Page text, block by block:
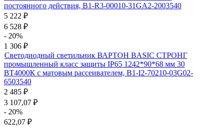
постоянного действия, B1-R3-00010-31GA2-2003540
5 222 ₽
6 528 ₽
- 20%
1 306 ₽
Светодиодный светильник ВАРТОН BASIC СТРОНГ
промышленный класс защиты IP65 1242*90*68 мм 30
ВТ4000К с матовым рассеивателем, B1-I2-70210-03G02-
6503540
2 485 ₽
3 107,07 ₽
- 20%
622,07 ₽